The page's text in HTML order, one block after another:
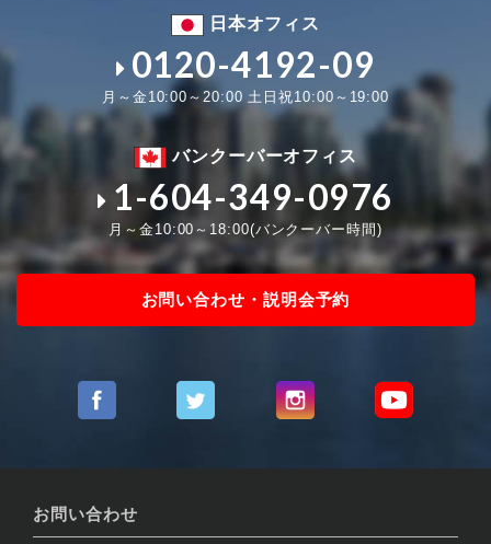
日本オフィス
0120-4192-09
月～金10:00～20:00 土日祝10:00～19:00
バンクーバーオフィス
1-604-349-0976
月～金10:00～18:00(バンクーバー時間)
お問い合わせ・説明会予約
お問い合わせ